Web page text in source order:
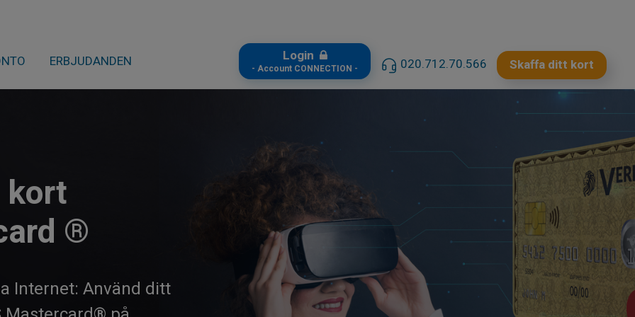
ERBJUDANDEN Login
- Account CONNECTION - 020.712.70.566 Skaffa ditt kort
®
Internet: Använd ditt